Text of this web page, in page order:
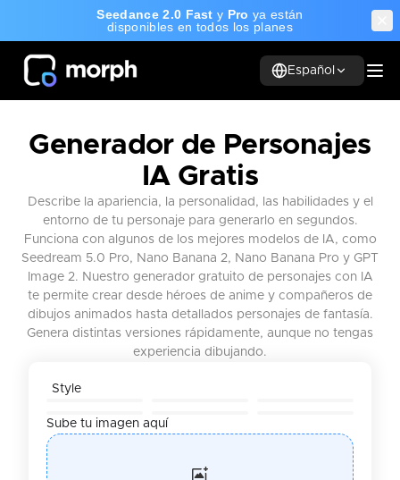
Seedance 2.0 Fast y Pro ya están
disponibles en todos los planes
Español
Generador de Personajes
IA Gratis
Describe la apariencia, la personalidad, las habilidades y el
entorno de tu personaje para generarlo en segundos.
Funciona con algunos de los mejores modelos de IA, como
Seedream 5.0 Pro, Nano Banana 2, Nano Banana Pro y GPT
Image 2. Nuestro generador gratuito de personajes con IA
te permite crear desde héroes de anime y compañeros de
dibujos animados hasta detallados personajes de fantasía.
Genera distintas versiones rápidamente, aunque no tengas
experiencia dibujando.
StylePersonaje
Sube tu imagen aquí